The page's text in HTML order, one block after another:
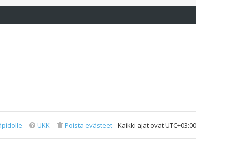
Kaikki ajat ovatUTC+03:00
Poista evästeet
UKK